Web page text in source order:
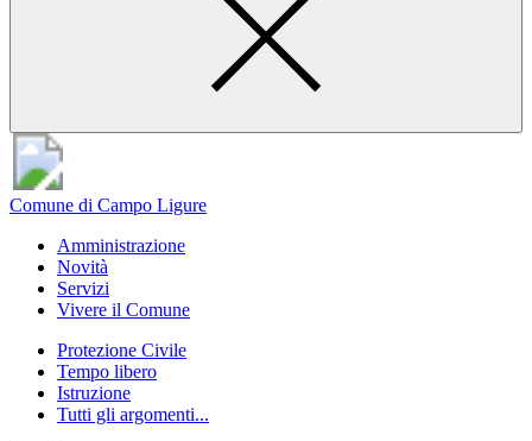
Comune di Campo Ligure
Amministrazione
Novità
Servizi
Vivere il Comune
Protezione Civile
Tempo libero
Istruzione
Tutti gli argomenti...